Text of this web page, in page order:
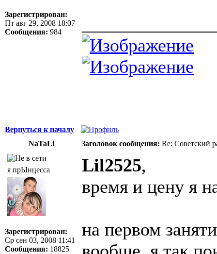
Зарегистрирован:
Пт авг 29, 2008 18:07
Сообщения: 984
Вернуться к началу
NaTaLi
Заголовок сообщения: Re: Советский
я прЫнцесса
Зарегистрирован:
Ср сен 03, 2008 11:41
Сообщения: 18825
Lil2525,
время и цену я
на первом